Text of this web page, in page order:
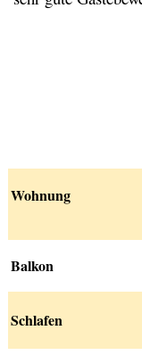
Wohnung
Balkon
Schlafen